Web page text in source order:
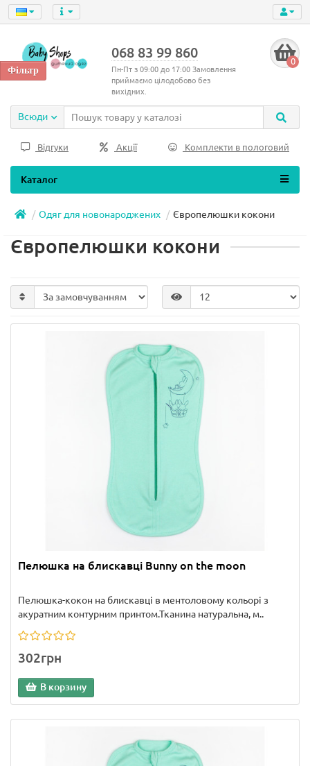
068 83 99 860
Пн-Пт з 09:00 до 17:00 Замовлення
приймаємо цілодобово без
вихідних.
0
Всюди
Відгуки Акції Комплекти в пологовий
Каталог
Одяг для новонароджених Європелюшки кокони
Європелюшки кокони
Пелюшка на блискавці Bunny on the moon
Пелюшка-кокон на блискавці в ментоловому кольорі з
акуратним контурним принтом.Тканина натуральна, м..
302грн
В корзину